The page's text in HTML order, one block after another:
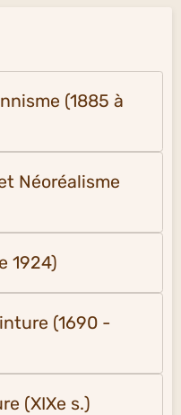
(1885 à
Néoréalisme
1924)
(1690 -
(XIXe s.)